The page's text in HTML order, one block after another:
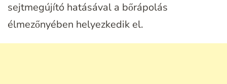
sejtmegújító hatásával a bőrápolás
élmezőnyében helyezkedik el.